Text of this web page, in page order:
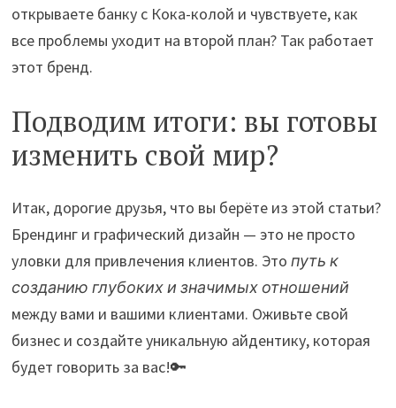
открываете банку с Кока-колой и чувствуете, как
все проблемы уходит на второй план? Так работает
этот бренд.
Подводим итоги: вы готовы
изменить свой мир?
Итак, дорогие друзья, что вы берёте из этой статьи?
Брендинг и графический дизайн — это не просто
уловки для привлечения клиентов. Этопуть к
созданию глубоких и значимых отношений
между вами и вашими клиентами. Оживьте свой
бизнес и создайте уникальную айдентику, которая
будет говорить за вас!🔑